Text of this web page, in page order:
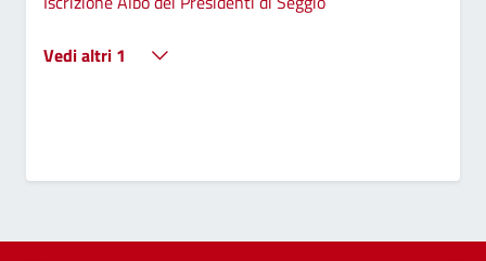
Vedi altri 1